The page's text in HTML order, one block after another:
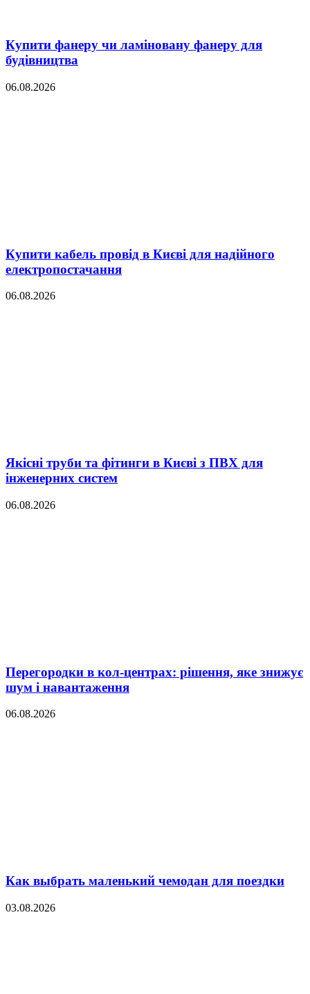
Купити фанеру чи ламіновану фанеру для
будівництва
06.08.2026
Купити кабель провід в Києві для надійного
електропостачання
06.08.2026
Якісні труби та фітинги в Києві з ПВХ для
інженерних систем
06.08.2026
Перегородки в кол-центрах: рішення, яке знижує
шум і навантаження
06.08.2026
Как выбрать маленький чемодан для поездки
03.08.2026